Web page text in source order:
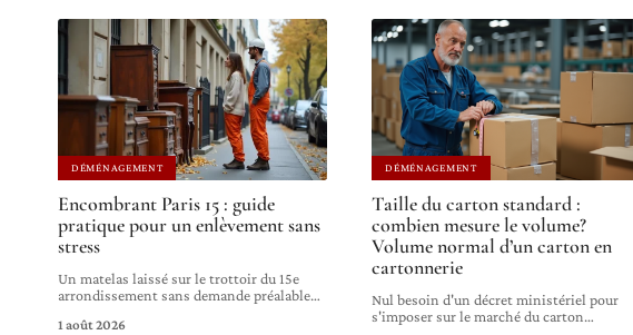
DÉMÉNAGEMENT
Encombrant Paris 15 : guide
pratique pour un enlèvement sans
stress
Un matelas laissé sur le trottoir du 15e
arrondissement sans demande préalable…
1 août 2026
DÉMÉNAGEMENT
Taille du carton standard :
combien mesure le volume?
Volume normal d’un carton en
cartonnerie
Nul besoin d'un décret ministériel pour
s'imposer sur le marché du carton…